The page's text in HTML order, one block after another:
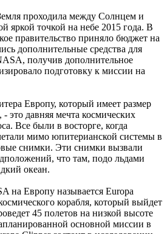
проходила между Солнцем и
точкой на небе 2015 года. В
правительство приняло бюджет на
дополнительные средства для
получив дополнительное
подготовку к миссии на
Европу, который имеет размер
это давняя мечта космических
Все были в восторге, когда
мимо юпитерианской системы в
снимки. Эти снимки вызвали
что там, подо льдами
океан.
на Европу называется Europa
корабля, который выйдет
45 полетов на низкой высоте
основной миссии в